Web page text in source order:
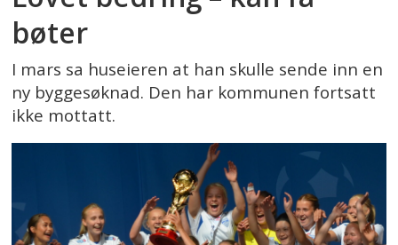
bøter
I mars sa huseieren at han skulle sende inn en
ny byggesøknad. Den har kommunen fortsatt
ikke mottatt.